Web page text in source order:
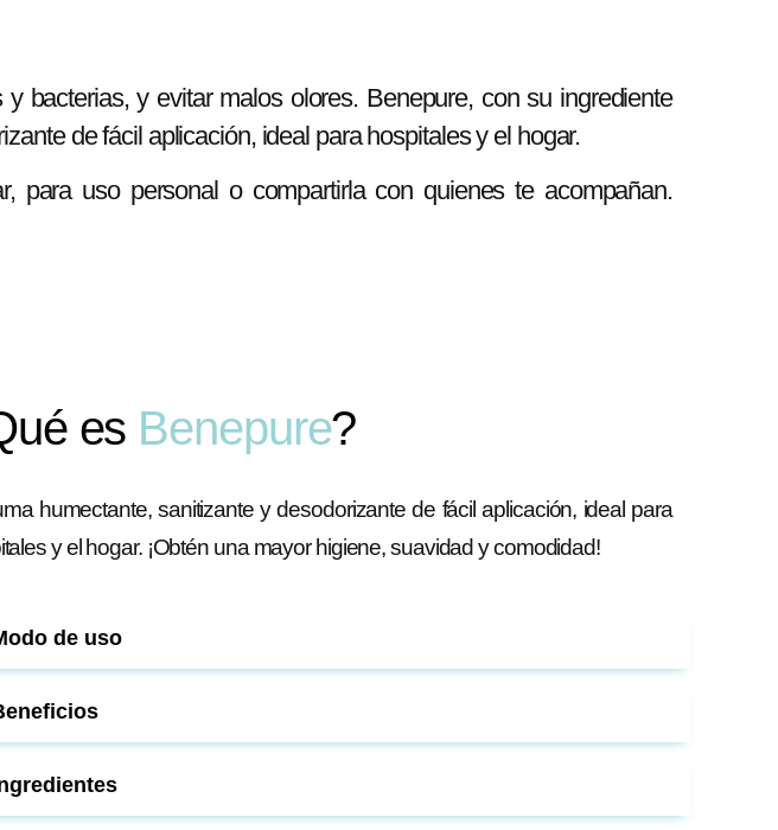
bacterias, y evitar malos olores. Benepure, con su ingrediente
de fácil aplicación, ideal para hospitales y el hogar.
para uso personal o compartirla con quienes te acompañan.
es Benepure?
humectante, sanitizante y desodorizante de fácil aplicación, ideal para
y el hogar. ¡Obtén una mayor higiene, suavidad y comodidad!
de uso